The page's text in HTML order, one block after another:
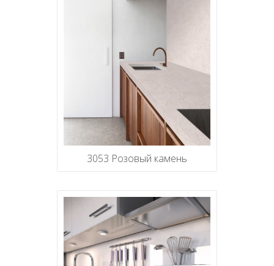
3053 Розовый камень